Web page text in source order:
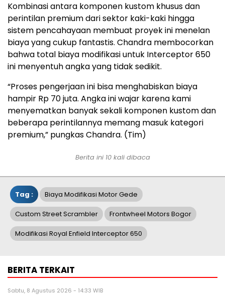
Kombinasi antara komponen kustom khusus dan
perintilan premium dari sektor kaki-kaki hingga
sistem pencahayaan membuat proyek ini menelan
biaya yang cukup fantastis. Chandra membocorkan
bahwa total biaya modifikasi untuk Interceptor 650
ini menyentuh angka yang tidak sedikit.
“Proses pengerjaan ini bisa menghabiskan biaya
hampir Rp 70 juta. Angka ini wajar karena kami
menyematkan banyak sekali komponen kustom dan
beberapa perintilannya memang masuk kategori
premium,” pungkas Chandra. (Tim)
Berita ini 10 kali dibaca
Tag : Biaya Modifikasi Motor Gede
Custom Street Scrambler Frontwheel Motors Bogor
Modifikasi Royal Enfield Interceptor 650
BERITA TERKAIT
Sabtu, 8 Agustus 2026 - 14:33 WIB